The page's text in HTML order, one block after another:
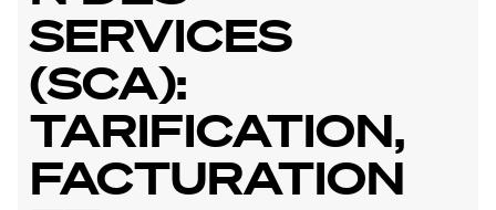
SERVICES
(SCA):
TARIFICATION,
FACTURATION